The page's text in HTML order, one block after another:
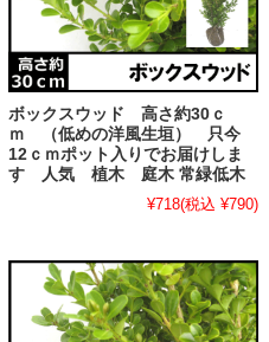
ボックスウッド 高さ約30ｃ
ｍ （低めの洋風生垣） 只今
12ｃｍポット入りでお届けしま
す 人気 植木 庭木 常緑低木
¥718(税込 ¥790)